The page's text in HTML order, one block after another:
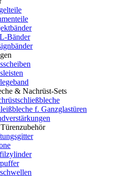
Bänder
& Nachrüst-Sets
f. Ganzglastüren